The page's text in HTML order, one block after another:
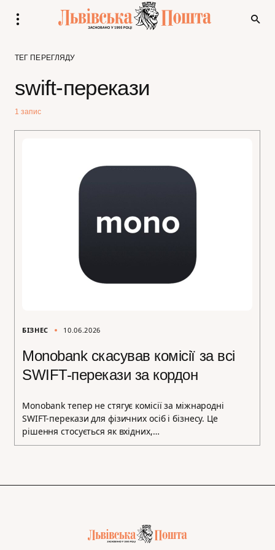
ТЕГ ПЕРЕГЛЯДУ
swift-перекази
1 запис
БІЗНЕС 10.06.2026
Monobank скасував комісії за всі
SWIFT-перекази за кордон
Monobank тепер не стягує комісії за міжнародні
SWIFT-перекази для фізичних осіб і бізнесу. Це
рішення стосується як вхідних,…